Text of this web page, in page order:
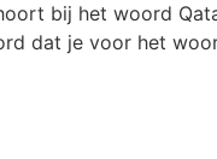
bij het woord
dat je voor het